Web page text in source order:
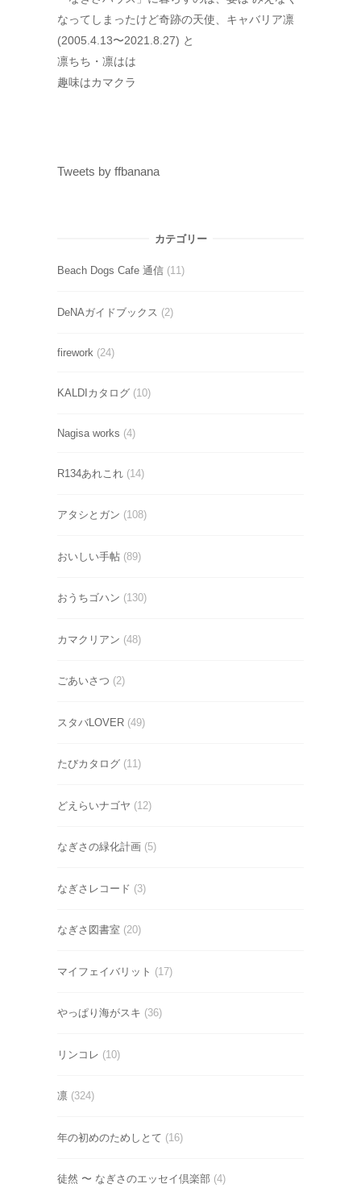
なってしまったけど奇跡の天使、キャバリア凛
(2005.4.13〜2021.8.27) と
凛ちち・凛はは
趣味はカマクラ
Tweets by ffbanana
カテゴリー
Beach Dogs Cafe 通信 (11)
DeNAガイドブックス (2)
firework (24)
KALDIカタログ (10)
Nagisa works (4)
R134あれこれ (14)
アタシとガン (108)
おいしい手帖 (89)
おうちゴハン (130)
カマクリアン (48)
ごあいさつ (2)
スタバLOVER (49)
たびカタログ (11)
どえらいナゴヤ (12)
なぎさの緑化計画 (5)
なぎさレコード (3)
なぎさ図書室 (20)
マイフェイバリット (17)
やっぱり海がスキ (36)
リンコレ (10)
凛 (324)
年の初めのためしとて (16)
徒然 〜 なぎさのエッセイ倶楽部 (4)